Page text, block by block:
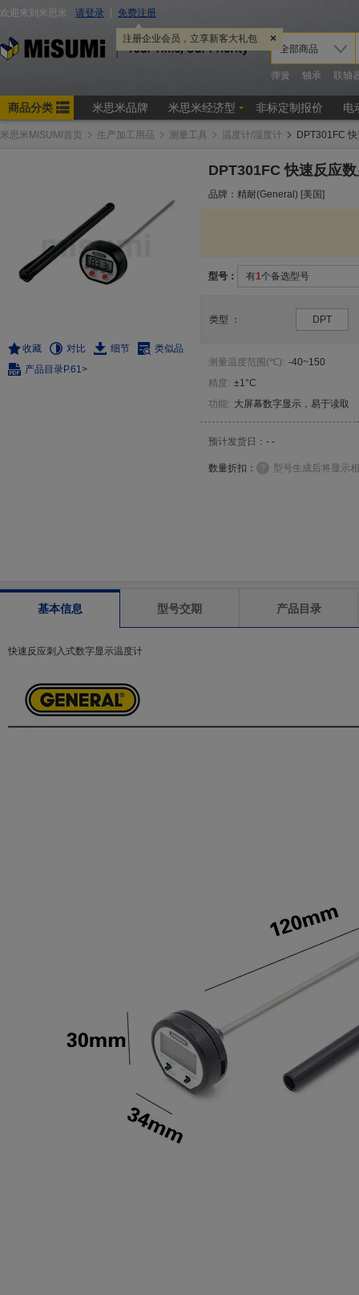
米思米MISUMI首页 生产加工用品 测量工具 温度计/湿度计 DPT301FC
收藏 对比 细节
类似品
产品目录P.61>
DPT301FC 快速反应
品牌：精耐(General) [美国]
型号： 有1个备选型号
类型 ： DPT
测量温度范围 (℃): -40~150
精度: ±1°C
功能: 大屏幕数字显示，易于读取
预计发货日： - -
数量折扣： 型号生成后将显示
基本信息 型号交期 产品目录
快速反应刺入式数字显示温度计